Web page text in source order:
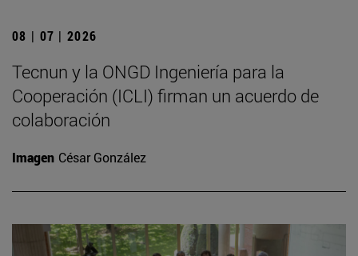
08 | 07 | 2026
Tecnun y la ONGD Ingeniería para la
Cooperación (ICLI) firman un acuerdo de
colaboración
Imagen César González